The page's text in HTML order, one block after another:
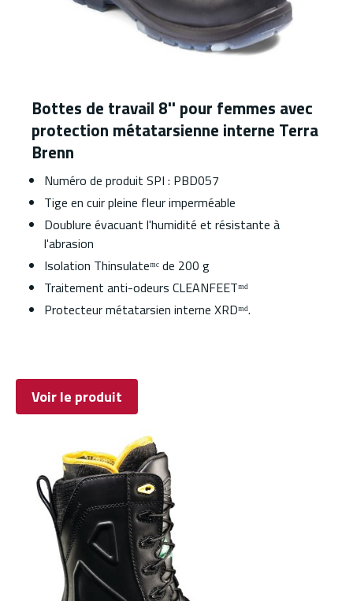
Bottes de travail 8'' pour femmes avec
protection métatarsienne interne Terra
Brenn
Numéro de produit SPI : PBD057
Tige en cuir pleine fleur imperméable
Doublure évacuant l'humidité et résistante à
l'abrasion
Isolation Thinsulateᵐᶜ de 200 g
Traitement anti-odeurs CLEANFEETᵐᵈ
Protecteur métatarsien interne XRDᵐᵈ.
Voir le produit